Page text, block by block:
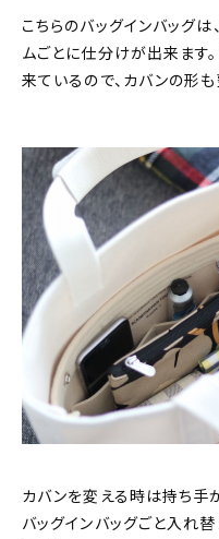
こちらのバッグインバッグは
ムごとに仕分けが出来ます
来ているので、カバンの形も
カバンを変える時は持ち手
バッグインバッグごと入れ